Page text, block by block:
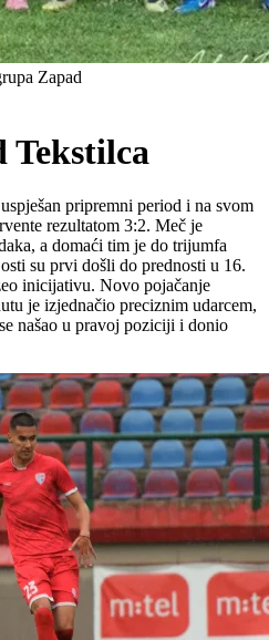
Zapad
pripremni period i na svom
rezultatom 3:2. Meč je
a domaći tim je do trijumfa
su prvi došli do prednosti u 16.
inicijativu. Novo pojačanje
je izjednačio preciznim udarcem,
našao u pravoj poziciji i donio